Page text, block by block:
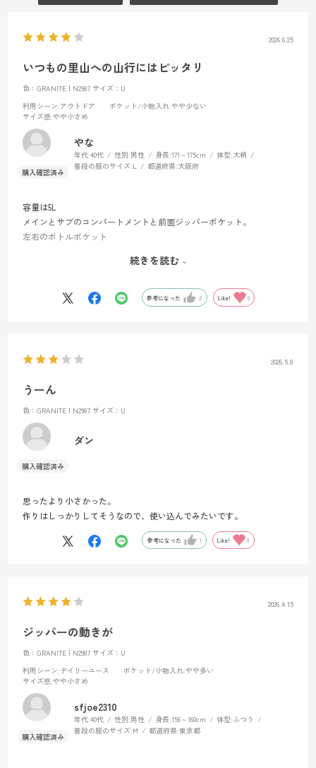
2026.6.25
いつもの里山への山行にはピッタリ
色：GRANITE | N2987 サイズ：U
利用シーン:アウトドア ポケット/小物入れ:やや少ない
サイズ感:やや小さめ
やな
年代:40代 性別:男性 身長:171～175cm 体型:大柄
普段の服のサイズ:L 都道府県:大阪府
容量は5L
メインとサブのコンパートメントと前面ジッパーポケット。
左右のボトルポケット
ウエストベルトも太めで、お腹へ食い込む感じは少ない。
背面のパッドも柔らかく、腰のダメージは皆無。
ベルトの付け根にパッドが付いているが、私のウエストサイズではほ
ぼ当たらず。
細い人ならもうちょっと前まで来て腰骨まで届くのかな？(泣)
むとその分、収納部へ食い込むように入る。
外へ膨らまずに収納される上にコンプレッションベルトで締め付けら
れるので重さで振られない。
ただ、差し込みづらい。
る事は難しい。
その為ポケットへはEVERNEWのボトル「アクアジャケット333ml」を
差し込む。
これがドンピシャ。正解はこれや。
外付けでボトルホルダーもウエストベストに付けてみた。
コンプレッションベルトの根元にバンジーコードを付けて、トレポも
続きを読む
参考になった 2 Like! 0
2026.5.8
うーん
色：GRANITE | N2987 サイズ：U
ダン
思ったより小さかった。
作りはしっかりしてそうなので、使い込んでみたいです。
参考になった 1 Like! 0
2026.4.15
ジッパーの動きが
色：GRANITE | N2987 サイズ：U
利用シーン:デイリーユース ポケット/小物入れ:やや多い
サイズ感:やや小さめ
sfjoe2310
年代:40代 性別:男性 身長:156～160cm 体型:ふつう
普段の服のサイズ:M 都道府県:東京都